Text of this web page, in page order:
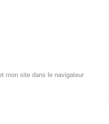
mon site dans le navigateur